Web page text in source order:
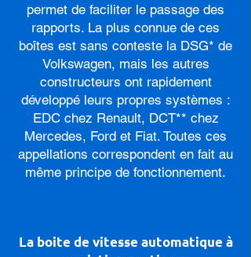
permet de faciliter le passage des
rapports. La plus connue de ces
boîtes est sans conteste la DSG* de
Volkswagen, mais les autres
constructeurs ont rapidement
développé leurs propres systèmes :
EDC chez Renault, DCT** chez
Mercedes, Ford et Fiat. Toutes ces
appellations correspondent en fait au
même principe de fonctionnement.
La boite de vitesse automatique à